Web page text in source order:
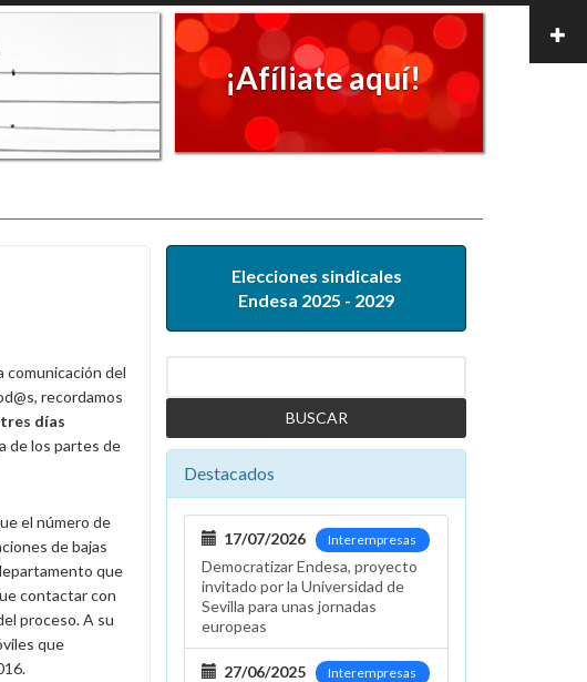
¡Afíliate aquí!
comunicación del
recordamos
tres días
de los partes de
el número de
de bajas
que
contactar con
proceso. A su
que
Elecciones sindicales
Endesa 2025 - 2029
Destacados
Interempresas
17/07/2026
Democratizar Endesa, proyecto
invitado por la Universidad de
Sevilla para unas jornadas
europeas
Interempresas
27/06/2025